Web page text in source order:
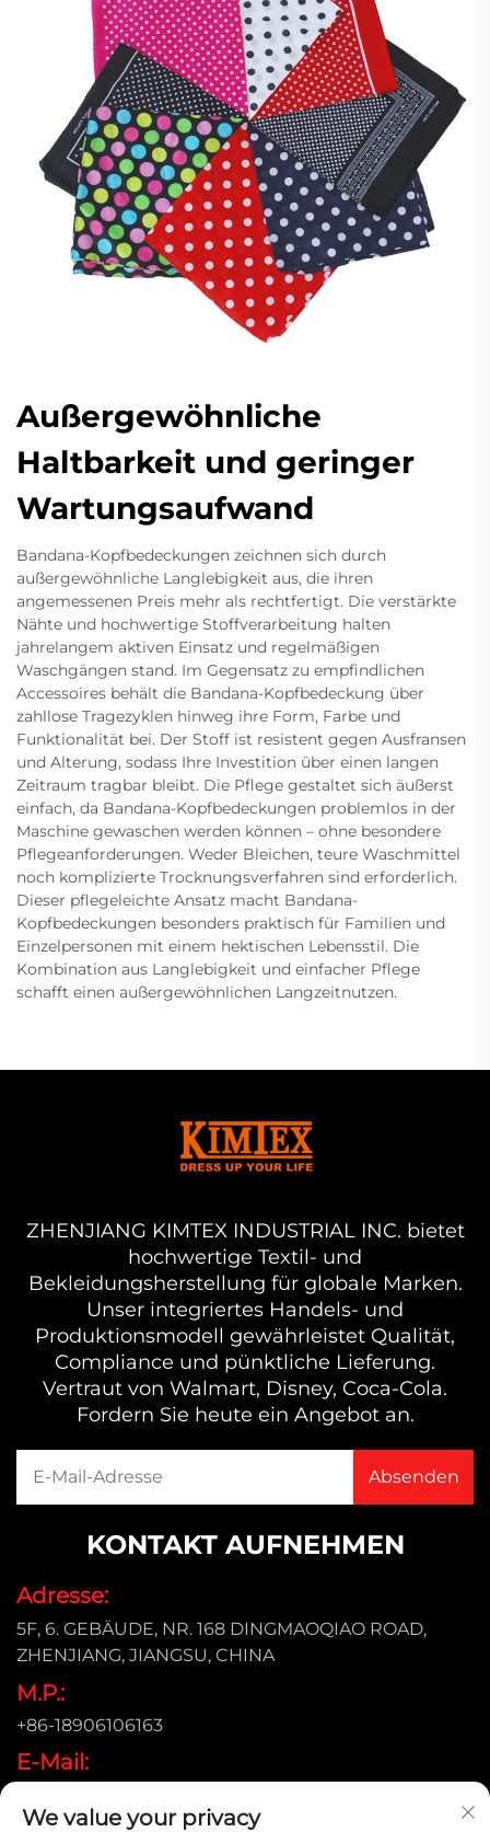
Außergewöhnliche
Haltbarkeit und geringer
Wartungsaufwand
Bandana-Kopfbedeckungen zeichnen sich durch
außergewöhnliche Langlebigkeit aus, die ihren
angemessenen Preis mehr als rechtfertigt. Die verstärkte
Nähte und hochwertige Stoffverarbeitung halten
jahrelangem aktiven Einsatz und regelmäßigen
Waschgängen stand. Im Gegensatz zu empfindlichen
Accessoires behält die Bandana-Kopfbedeckung über
zahllose Tragezyklen hinweg ihre Form, Farbe und
Funktionalität bei. Der Stoff ist resistent gegen Ausfransen
und Alterung, sodass Ihre Investition über einen langen
Zeitraum tragbar bleibt. Die Pflege gestaltet sich äußerst
einfach, da Bandana-Kopfbedeckungen problemlos in der
Maschine gewaschen werden können – ohne besondere
Pflegeanforderungen. Weder Bleichen, teure Waschmittel
noch komplizierte Trocknungsverfahren sind erforderlich.
Dieser pflegeleichte Ansatz macht Bandana-
Kopfbedeckungen besonders praktisch für Familien und
Einzelpersonen mit einem hektischen Lebensstil. Die
Kombination aus Langlebigkeit und einfacher Pflege
schafft einen außergewöhnlichen Langzeitnutzen.
ZHENJIANG KIMTEX INDUSTRIAL INC. bietet
hochwertige Textil- und
Bekleidungsherstellung für globale Marken.
Unser integriertes Handels- und
Produktionsmodell gewährleistet Qualität,
Compliance und pünktliche Lieferung.
Vertraut von Walmart, Disney, Coca-Cola.
Fordern Sie heute ein Angebot an.
KONTAKT AUFNEHMEN
Adresse:
5F, 6. GEBÄUDE, NR. 168 DINGMAOQIAO ROAD,
ZHENJIANG, JIANGSU, CHINA
M.P.:
+86-18906106163
E-Mail:
We value your privacy